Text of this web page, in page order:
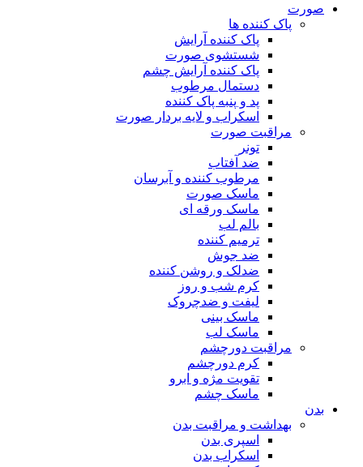
صورت
پاک کننده ها
پاک کننده آرایش
شستشوی صورت
پاک کننده آرایش چشم
دستمال مرطوب
پد و پنبه پاک کننده
اسکراب و لایه بردار صورت
مراقبت صورت
تونر
ضد آفتاب
مرطوب کننده و آبرسان
ماسک صورت
ماسک ورقه ای
بالم لب
ترمیم کننده
ضد جوش
ضدلک و روشن کننده
کرم شب و روز
لیفت و ضدچروک
ماسک بینی
ماسک لب
مراقبت دورچشم
کرم دورچشم
تقویت مژه و ابرو
ماسک چشم
بدن
بهداشت و مراقبت بدن
اسپری بدن
اسکراب بدن